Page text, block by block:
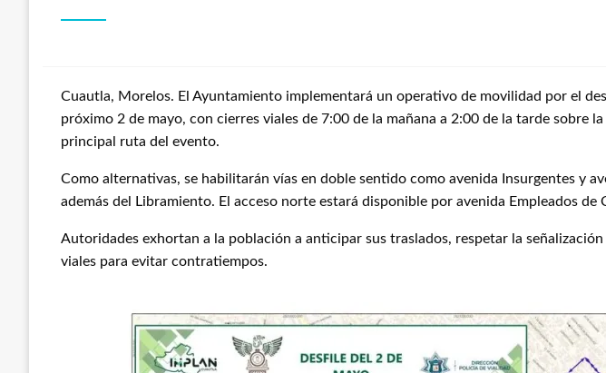
Cuautla, Morelos. El Ayuntamiento implementará un operativo de movilidad por el
próximo 2 de mayo, con cierres viales de 7:00 de la mañana a 2:00 de la tarde sobre
principal ruta del evento.
Como alternativas, se habilitarán vías en doble sentido como avenida Insurgentes y
además del Libramiento. El acceso norte estará disponible por avenida Empleados de
Autoridades exhortan a la población a anticipar sus traslados, respetar la
viales para evitar contratiempos.